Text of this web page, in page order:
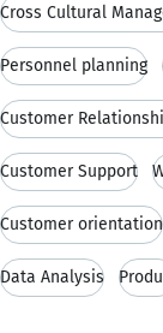
Cross Cultural
Personnel planning
Customer
Customer Support
Customer orientation
Data Analysis